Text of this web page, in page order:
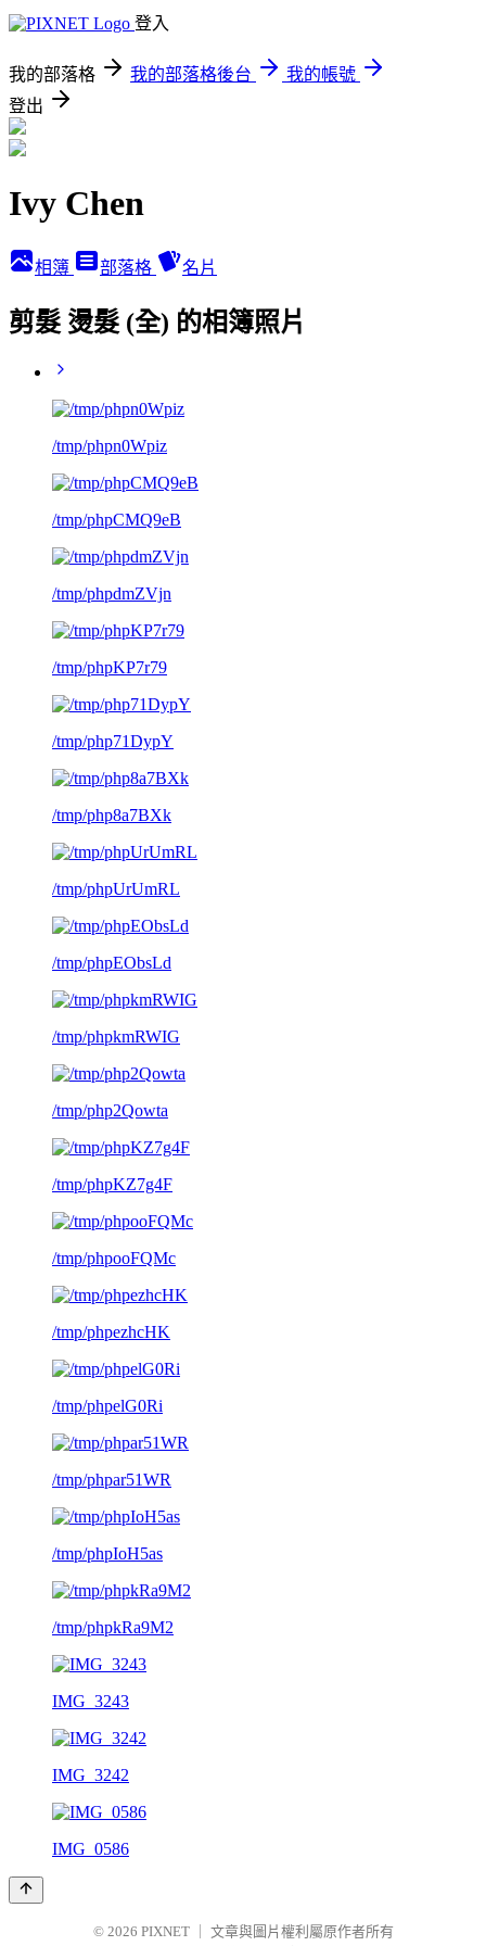
登入
我的部落格 我的部落格後台
我的帳號
登出
Ivy Chen
相簿 部落格 名片
剪髮 燙髮 (全) 的相簿照片
/tmp/phpn0Wpiz
/tmp/phpCMQ9eB
/tmp/phpdmZVjn
/tmp/phpKP7r79
/tmp/php71DypY
/tmp/php8a7BXk
/tmp/phpUrUmRL
/tmp/phpEObsLd
/tmp/phpkmRWIG
/tmp/php2Qowta
/tmp/phpKZ7g4F
/tmp/phpooFQMc
/tmp/phpezhcHK
/tmp/phpelG0Ri
/tmp/phpar51WR
/tmp/phpIoH5as
/tmp/phpkRa9M2
IMG_3243
IMG_3242
IMG_0586
© 2026 PIXNET
文章與圖片權利屬原作者所有